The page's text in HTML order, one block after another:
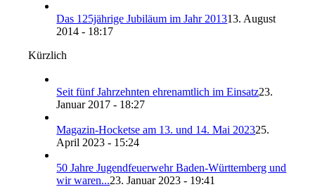
Das 125jährige Jubiläum im Jahr 201313. August
2014 - 18:17
Kürzlich
Seit fünf Jahrzehnten ehrenamtlich im Einsatz23.
Januar 2017 - 18:27
Magazin-Hocketse am 13. und 14. Mai 202325.
April 2023 - 15:24
50 Jahre Jugendfeuerwehr Baden-Württemberg und
wir waren...23. Januar 2023 - 19:41